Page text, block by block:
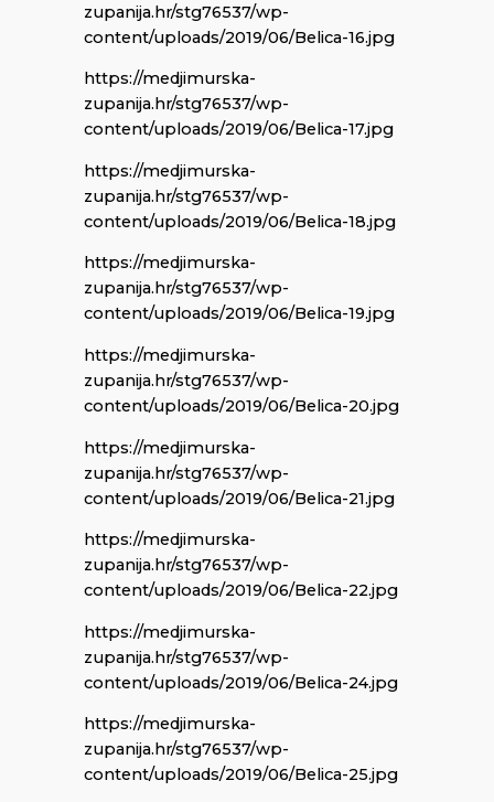
zupanija.hr/stg76537/wp-
content/uploads/2019/06/Belica-16.jpg
https://medjimurska-
zupanija.hr/stg76537/wp-
content/uploads/2019/06/Belica-17.jpg
https://medjimurska-
zupanija.hr/stg76537/wp-
content/uploads/2019/06/Belica-18.jpg
https://medjimurska-
zupanija.hr/stg76537/wp-
content/uploads/2019/06/Belica-19.jpg
https://medjimurska-
zupanija.hr/stg76537/wp-
content/uploads/2019/06/Belica-20.jpg
https://medjimurska-
zupanija.hr/stg76537/wp-
content/uploads/2019/06/Belica-21.jpg
https://medjimurska-
zupanija.hr/stg76537/wp-
content/uploads/2019/06/Belica-22.jpg
https://medjimurska-
zupanija.hr/stg76537/wp-
content/uploads/2019/06/Belica-24.jpg
https://medjimurska-
zupanija.hr/stg76537/wp-
content/uploads/2019/06/Belica-25.jpg